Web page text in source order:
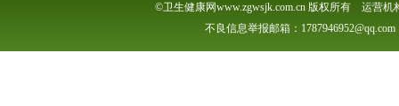
©卫生健康网www.zgwsjk.com.cn 版权所有 运营
不良信息举报邮箱：